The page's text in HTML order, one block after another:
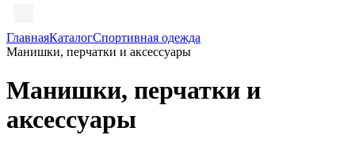
ГлавнаяКаталогСпортивная одежда
Манишки, перчатки и аксессуары
Манишки, перчатки и
аксессуары